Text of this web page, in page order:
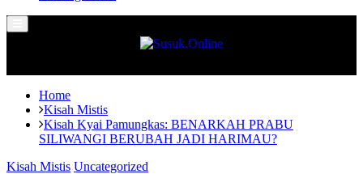
Menu
Home
Kisah Mistis
Kisah Kyai Pamungkas: BENARKAH PRABU
SILIWANGI BERUBAH JADI HARIMAU?
Kisah Mistis Uncategorized